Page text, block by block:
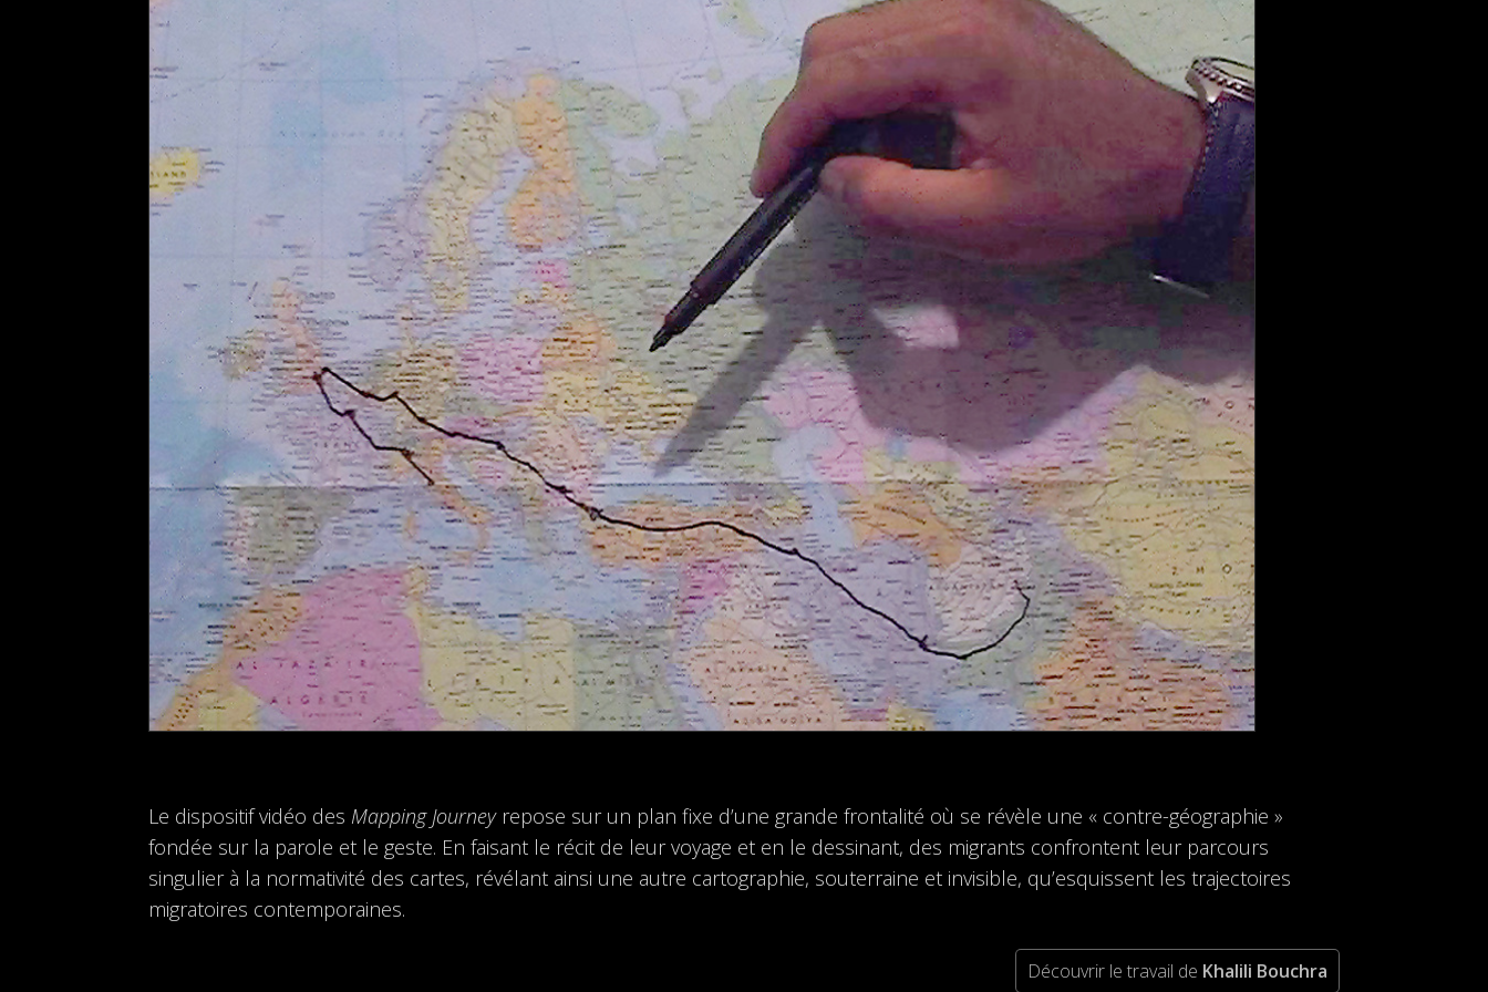
Le dispositif vidéo des Mapping Journeyrepose sur un plan fixe d’une grande frontalité où se révèle une « contre-géographie »
fondée sur la parole et le geste. En faisant le récit de leur voyage et en le dessinant, des migrants confrontent leur parcours
singulier à la normativité des cartes, révélant ainsi une autre cartographie, souterraine et invisible, qu’esquissent les trajectoires
migratoires contemporaines.
Découvrir le travail de Khalili Bouchra